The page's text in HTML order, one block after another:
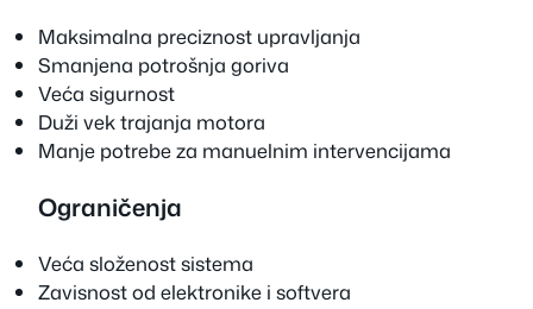
Maksimalna preciznost upravljanja
Smanjena potrošnja goriva
Veća sigurnost
Duži vek trajanja motora
Manje potrebe za manuelnim intervencijama
Ograničenja
Veća složenost sistema
Zavisnost od elektronike i softvera